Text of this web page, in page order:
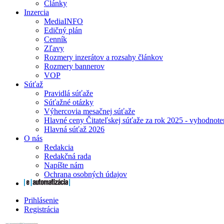
Články
Inzercia
MediaINFO
Edičný plán
Cenník
Zľavy
Rozmery inzerátov a rozsahy článkov
Rozmery bannerov
VOP
Súťaž
Pravidlá súťaže
Súťažné otázky
Výhercovia mesačnej súťaže
Hlavné ceny Čitateľskej súťaže za rok 2025 -
Hlavná súťaž 2026
O nás
Redakcia
Redakčná rada
Napíšte nám
Ochrana osobných údajov
Prihlásenie
Registrácia